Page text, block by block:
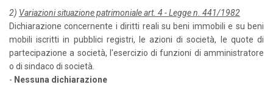
2) Variazioni situazione patrimoniale art. 4 - Legge n. 441/1982
Dichiarazione concernente i diritti reali su beni immobili e su beni
mobili iscritti in pubblici registri, le azioni di società, le quote di
partecipazione a società, l'esercizio di funzioni di amministratore
o di sindaco di società.
- Nessuna dichiarazione